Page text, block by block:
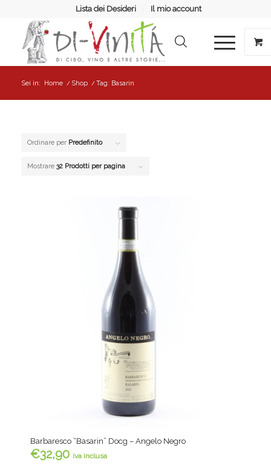
Lista dei Desideri Il mio account
Sei in: Home / Shop / Tag: Basarin
Ordinare per Predefinito
Mostrare 32 Prodotti per pagina
Barbaresco “Basarin” Docg – Angelo Negro
€32,90 iva inclusa